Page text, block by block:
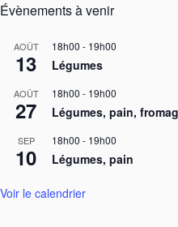
Évènements à venir
AOÛT
13
18h00 - 19h00
Légumes
AOÛT
27
18h00 - 19h00
Légumes, pain,
SEP
10
18h00 - 19h00
Légumes, pain
Voir le calendrier